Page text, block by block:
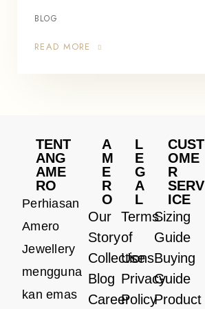
BLOG
READ MORE
TENT
ANG
AME
RO
Perhiasan
Amero
Jewellery
mengguna
kan emas
A
M
E
R
O
Our
Story
Collections
Blog
Career
L
E
G
A
L
Terms
of
Use
Privacy
Policy
CUST
OME
R
SERV
ICE
Sizing
Guide
Buying
Guide
Product